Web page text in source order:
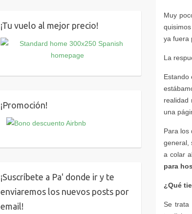
para
¿Qué
¡Tu vuelo al mejor precio!
¡Promoción!
¡Suscríbete a Pa' donde ir y te
enviaremos los nuevos posts por
email!